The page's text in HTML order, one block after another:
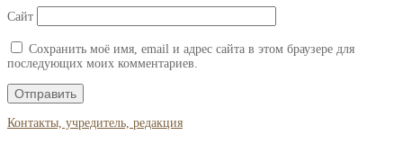
Сайт
Сохранить моё имя, email и адрес сайта в этом браузере для
последующих моих комментариев.
Контакты, учредитель, редакция